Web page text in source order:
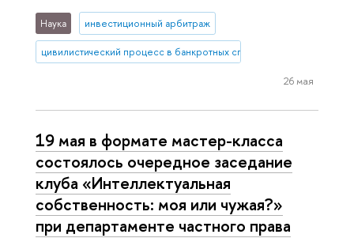
Наука инвестиционный арбитраж
цивилистический процесс в банкротных спорах
26 мая
19 мая в формате мастер-класса
состоялось очередное заседание
клуба «Интеллектуальная
собственность: моя или чужая?»
при департаменте частного права